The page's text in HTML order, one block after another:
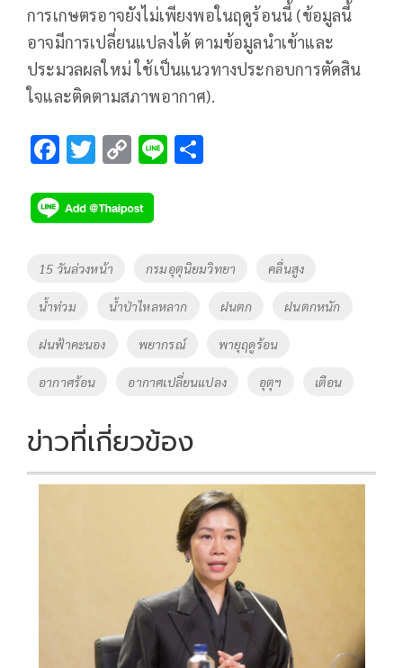
การเกษตรอาจยังไม่เพียงพอในฤดูร้อนนี้ (ข้อมูลนี้
อาจมีการเปลี่ยนแปลงได้ ตามข้อมูลนำเข้าและ
ประมวลผลใหม่ ใช้เป็นแนวทางประกอบการตัดสิน
ใจและติดตามสภาพอากาศ).
F
e
b
o
o
k
T
tt
er
C
p
y
Li
n
k
Li
Tags
15 วันล่วงหน้า กรมอุตุนิยมวิทยา คลื่นสูง
น้ำท่วม น้ำป่าไหลหลาก ฝนตก ฝนตกหนัก
ฝนฟ้าคะนอง พยากรณ์ พายุฤดูร้อน
อากาศร้อน อากาศเปลี่ยนแปลง อุตุฯ เตือน
ข่าวที่เกี่ยวข้อง